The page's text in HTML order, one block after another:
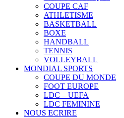
COUPE CAF
ATHLETISME
BASKETBALL
BOXE
HANDBALL
TENNIS
VOLLEYBALL
MONDIAL SPORTS
COUPE DU MONDE
FOOT EUROPE
LDC – UEFA
LDC FEMININE
NOUS ECRIRE